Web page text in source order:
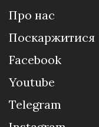
Про нас
Поскаржитися
Facebook
Youtube
Telegram